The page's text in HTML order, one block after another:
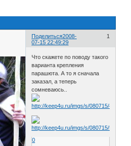
Поделиться 1
2008-
07-15 22:49:29
Что скажете по поводу такого
варианта крепления
парашюта. А то я сначала
заказал, а теперь
сомневаюсь..
0